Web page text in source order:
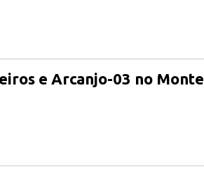
e Arcanjo-03 no Monte